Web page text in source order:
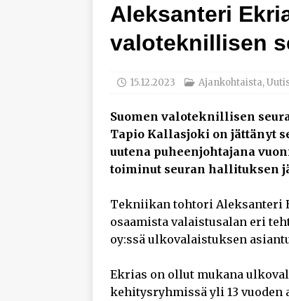
[ 3.8.2026 ]
[ 29.7.2026 ]
[ 6.8.2026 ]
Aleksanteri
valoteknillisen
15.12.2023 Ajankohtaista,
Suomen valoteknillisen
Tapio Kallasjoki on jättänyt
uutena puheenjohtajana
toiminut seuran hallituksen
Tekniikan tohtori Aleksanteri
osaamista valaistusalan eri
oy:ssä ulkovalaistuksen
Ekrias on ollut mukana
kehitysryhmissä yli 13 vuoden